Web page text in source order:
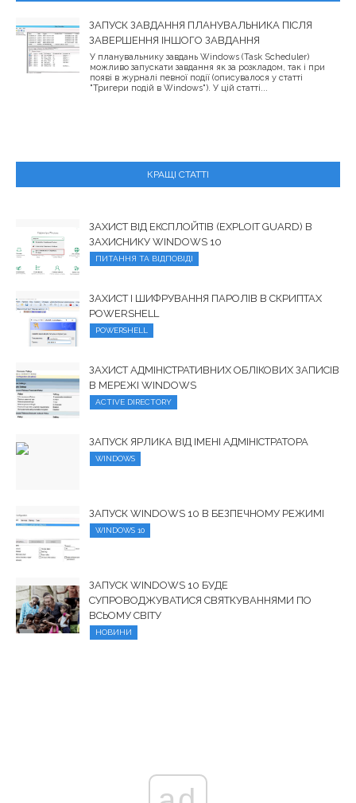
ЗАПУСК ЗАВДАННЯ ПЛАНУВАЛЬНИКА ПІСЛЯ
ЗАВЕРШЕННЯ ІНШОГО ЗАВДАННЯ
У планувальнику завдань Windows (Task Scheduler)
можливо запускати завдання як за розкладом, так і при
появі в журналі певної події (описувалося у статті
"Тригери подій в Windows"). У цій статті...
КРАЩІ СТАТТІ
ЗАХИСТ ВІД ЕКСПЛОЙТІВ (EXPLOIT GUARD) В
ЗАХИСНИКУ WINDOWS 10
ПИТАННЯ ТА ВІДПОВІДІ
ЗАХИСТ І ШИФРУВАННЯ ПАРОЛІВ В СКРИПТАХ
POWERSHELL
POWERSHELL
ЗАХИСТ АДМІНІСТРАТИВНИХ ОБЛІКОВИХ ЗАПИСІВ
В МЕРЕЖІ WINDOWS
ACTIVE DIRECTORY
ЗАПУСК ЯРЛИКА ВІД ІМЕНІ АДМІНІСТРАТОРА
WINDOWS
ЗАПУСК WINDOWS 10 В БЕЗПЕЧНОМУ РЕЖИМІ
WINDOWS 10
ЗАПУСК WINDOWS 10 БУДЕ
СУПРОВОДЖУВАТИСЯ СВЯТКУВАННЯМИ ПО
ВСЬОМУ СВІТУ
НОВИНИ